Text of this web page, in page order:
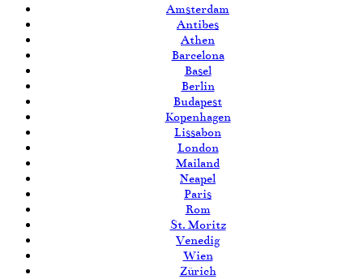
Amsterdam
Antibes
Athen
Barcelona
Basel
Berlin
Budapest
Kopenhagen
Lissabon
London
Mailand
Neapel
Paris
Rom
St. Moritz
Venedig
Wien
Zürich